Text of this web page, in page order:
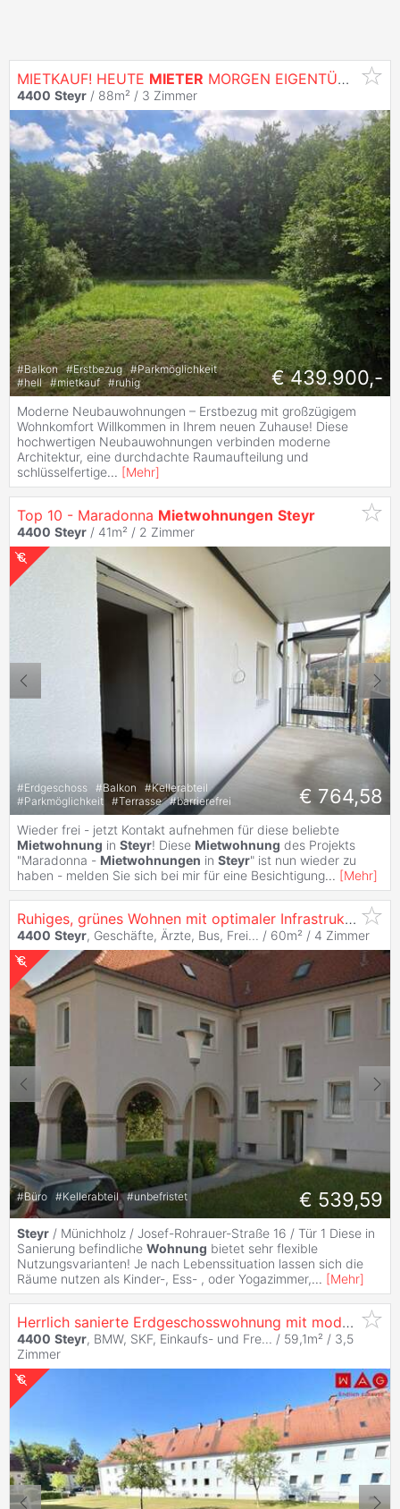
MIETKAUF! HEUTE MIETER MORGEN EIGENTÜMER
4400 Steyr / 88m² / 3 Zimmer
#Balkon #Erstbezug #Parkmöglichkeit
#hell #mietkauf #ruhig € 439.900,-
Moderne Neubauwohnungen – Erstbezug mit großzügigem
Wohnkomfort Willkommen in Ihrem neuen Zuhause! Diese
hochwertigen Neubauwohnungen verbinden moderne
Architektur, eine durchdachte Raumaufteilung und
schlüsselfertige... [Mehr]
Top 10 - Maradonna Mietwohnungen Steyr
4400 Steyr / 41m² / 2 Zimmer
#Erdgeschoss #Balkon #Kellerabteil
#Parkmöglichkeit #Terrasse #barrierefrei € 764,58
Wieder frei - jetzt Kontakt aufnehmen für diese beliebte
Mietwohnung in Steyr! Diese Mietwohnung des Projekts
"Maradonna - Mietwohnungen in Steyr" ist nun wieder zu
haben - melden Sie sich bei mir für eine Besichtigung... [Mehr]
Ruhiges, grünes Wohnen mit optimaler Infrastruktur verspricht Erholung pur und kurze Wege! Schnell sein und diese in Sanierung befindliche
4400 Steyr, Geschäfte, Ärzte, Bus, Frei... / 60m² / 4 Zimmer
#Büro #Kellerabteil #unbefristet € 539,59
Steyr / Münichholz / Josef-Rohrauer-Straße 16 / Tür 1 Diese in
Sanierung befindliche Wohnung bietet sehr flexible
Nutzungsvarianten! Je nach Lebenssituation lassen sich die
Räume nutzen als Kinder-, Ess- , oder Yogazimmer,... [Mehr]
Herrlich sanierte Erdgeschosswohnung mit moderner Wohnküche, stilvollem Badezimmer und Grünblick - in ruhiger Siedlungslage mit ausgezeichneter Inf...
4400 Steyr, BMW, SKF, Einkaufs- und Fre... / 59,1m² / 3,5
Zimmer